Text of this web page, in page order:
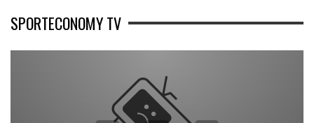
SPORTECONOMY TV